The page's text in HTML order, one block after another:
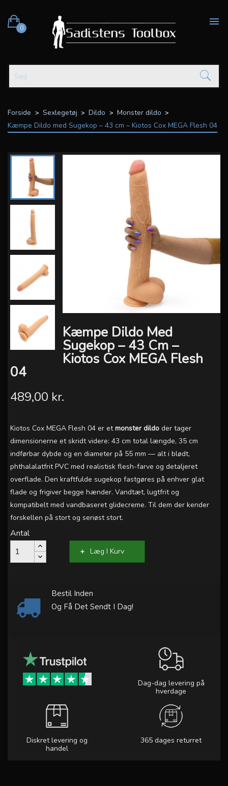
0

Forside Sexlegetøj Dildo
Monster dildo
Kæmpe Dildo med Sugekop – 43 cm – Kiotos Cox MEGA Flesh 04
Kæmpe Dildo Med
Sugekop – 43 Cm –
Kiotos Cox MEGA Flesh
04
489,00 kr.
Kiotos Cox MEGA Flesh 04 er etmonster dildo der tager
dimensionerne et skridt videre: 43 cm total længde, 35 cm
indførbar dybde og en diameter på 55 mm — alt i blødt,
phthalalatfrit PVC med realistisk flesh-farve og detaljeret
overflade. Den kraftfulde sugekop fastgøres på enhver glat
flade og frigiver begge hænder. Vandtæt, lugtfrit og
kompatibelt med vandbaseret glidecreme. Til dem der kender
forskellen på stort og seriøst stort.
Antal
Læg I Kurv
Bestil Inden
Og Få Det Sendt I Dag!
Dag-dag levering på
hverdage
Diskret levering og
handel
365 dages returret